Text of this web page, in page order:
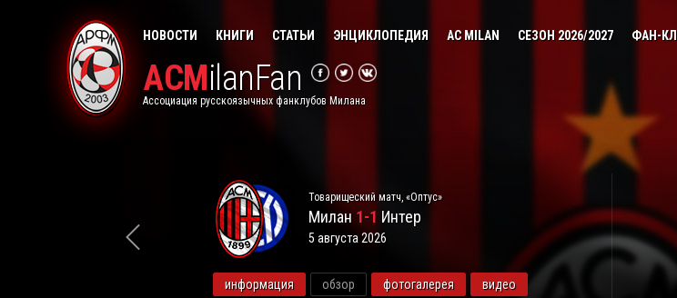
НОВОСТИ КНИГИ СТАТЬИ ЭНЦИКЛОПЕДИЯ AC MILAN СЕЗОН 2026/2027 ФАН-
ACMilanFan
Ассоциация русскоязычных фанклубов Милана
Товарищеский матч, «Оптус»
Милан 1-1 Интер
5 августа 2026
информация обзор фотогалерея видео